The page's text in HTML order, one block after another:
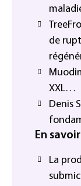
de
XXL…
Denis
En
La